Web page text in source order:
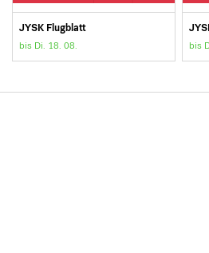
JYSK Flugblatt
bis Di. 18. 08. bis